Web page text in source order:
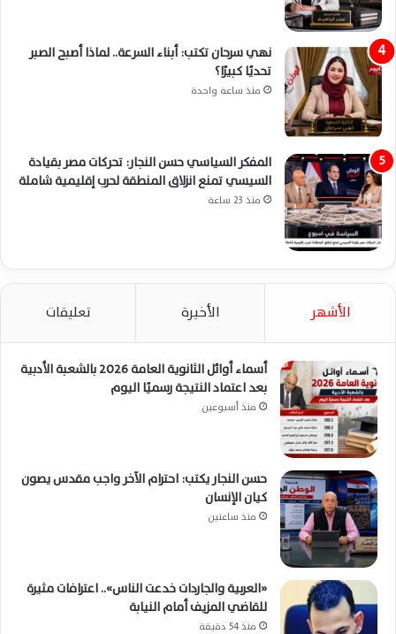
نهي سرحان تكتب: أبناء السرعة.. لماذا أصبح الصبر
تحديًا كبيرًا؟
منذ ساعة واحدة
المفكر السياسي حسن النجار: تحركات مصر بقيادة
السيسي تمنع انزلاق المنطقة لحرب إقليمية شاملة
منذ 23 ساعة
الأشهر الأخيرة تعليقات
أسماء أوائل الثانوية العامة 2026 بالشعبة الأدبية
بعد اعتماد النتيجة رسميًا اليوم
منذ أسبوعين
حسن النجار يكتب: احترام الآخر واجب مقدس يصون
كيان الإنسان
منذ ساعتين
«العربية والجاردات خدعت الناس».. اعترافات مثيرة
للقاضي المزيف أمام النيابة
منذ 54 دقيقة